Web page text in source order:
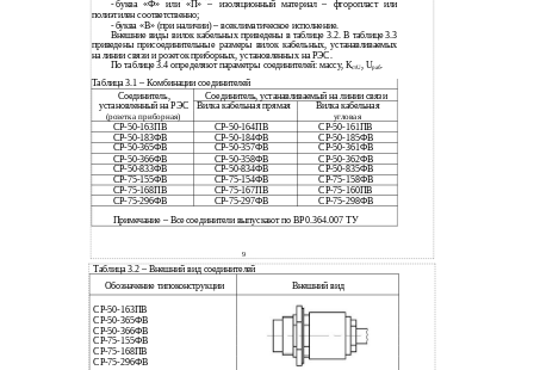
- буква «Ф» или «П» – изоляционный материал – фторопласт или
полиэтилен соответственно;
- буква «В» (при наличии) – всеклиматическое исполнение.
Внешние виды вилок кабельных приведены в таблице 3.2. В таблице 3.3
приведены присоединительные размеры вилок кабельных, устанавливаемых
на линии связи и розеток приборных, установленных на РЭС.
По таблице 3.4 определяют параметры соединителей: массу, КcтU, Uраб.
Таблица 3.1 – Комбинации соединителей
Соединитель, Соединитель, устанавливаемый на линии связи
установленный на РЭС Вилка кабельная прямая Вилка кабельная
(розетка приборная) угловая
СР-50-163ПВ СР-50-164ПВ
СР-50-161ПВ
СР-50-183ФВ
СР-50-184ФВ
СР-50-185ФВ
СР-50-365ФВ
СР-50-357ФВ
СР-50-361ФВ
СР-50-366ФВ
СР-50-358ФВ
СР-50-362ФВ
СР-50-833ФВ
СР-50-834ФВ СР-50-835ФВ
СР-75-155ФВ СР-75-154ФВ
СР-75-158ФВ
СР-75-168ПВ
СР-75-167ПВ СР-75-160ПВ
СР-75-296ФВ СР-75-297ФВ СР-75-298ФВ
Примечание – Все соединители выпускают по ВР0.364.007 ТУ
9
Таблица 3.2 – Внешний вид соединителей
Обозначение типоконструкции Внешний вид
СР-50-163ПВ
СР-50-365ФВ
СР-50-366ФВ
СР-75-155ФВ
СР-75-168ПВ
СР-75-296ФВ